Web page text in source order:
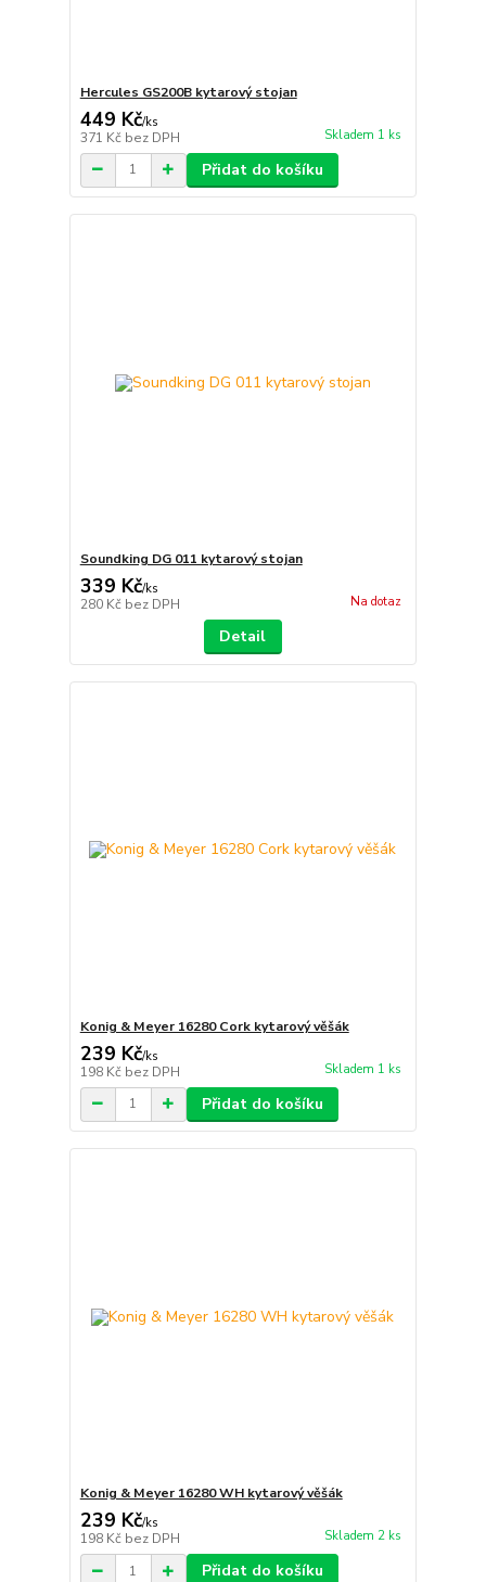
Hercules GS200B kytarový stojan
449 Kč/ks
371 Kč bez DPH Skladem 1 ks
Přidat do košíku
Soundking DG 011 kytarový stojan
339 Kč/ks
280 Kč bez DPH Na dotaz
Detail
Konig & Meyer 16280 Cork kytarový věšák
239 Kč/ks
198 Kč bez DPH Skladem 1 ks
Přidat do košíku
Konig & Meyer 16280 WH kytarový věšák
239 Kč/ks
198 Kč bez DPH Skladem 2 ks
Přidat do košíku